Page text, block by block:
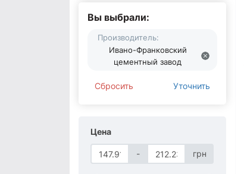
Вы выбрали:
Производитель:
Ивано-Франковский
цементный завод
Сбросить Уточнить
Цена
- грн